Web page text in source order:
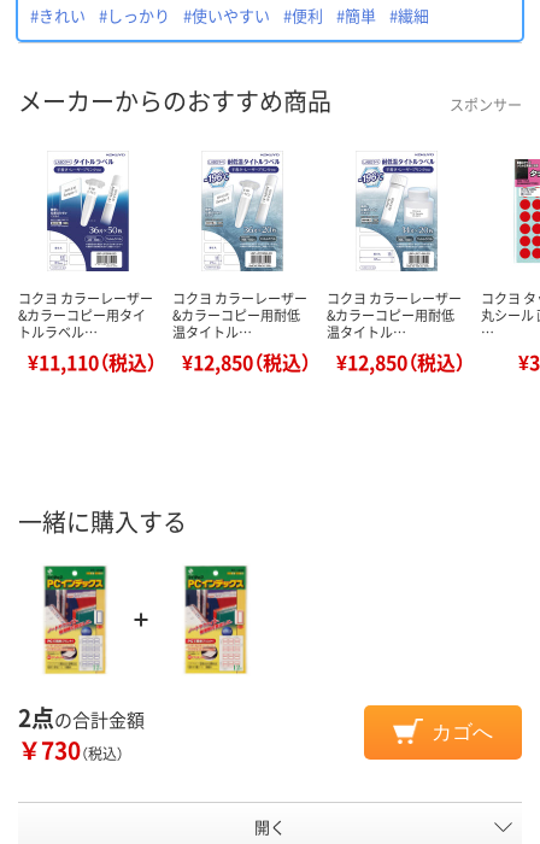
#きれい
#しっかり #使いやすい #便利 #簡単 #繊細
メーカーからのおすすめ商品 スポンサー
コクヨ カラーレーザー
&カラーコピー用タイ
トルラベル…
¥11,110（税込）
コクヨ カラーレーザー
&カラーコピー用耐低
温タイトル…
¥12,850（税込）
コクヨ カラーレーザー
&カラーコピー用耐低
温タイトル…
¥12,850（税込）
コクヨ
丸シール
…
一緒に購入する
2点の合計金額
￥730（税込）
カゴへ
開く